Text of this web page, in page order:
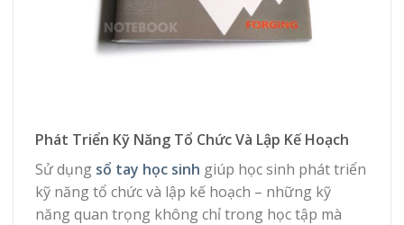
Phát Triển Kỹ Năng Tổ Chức Và Lập Kế Hoạch
Sử dụng sổ tay học sinh giúp học sinh phát triển
kỹ năng tổ chức và lập kế hoạch – những kỹ
năng quan trọng không chỉ trong học tập mà